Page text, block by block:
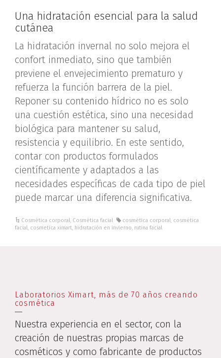
Una hidratación esencial para la salud
cutánea
La hidratación invernal no solo mejora el
confort inmediato, sino que también
previene el envejecimiento prematuro y
refuerza la función barrera de la piel.
Reponer su contenido hídrico no es solo
una cuestión estética, sino una necesidad
biológica para mantener su salud,
resistencia y equilibrio. En este sentido,
contar con productos formulados
científicamente y adaptados a las
necesidades específicas de cada tipo de piel
puede marcar una diferencia significativa.
Cosmética corporal, Cosmética facial cosmética corporal, cosmética
facial, cosmetica ximart, hidratación en invierno, rutina facial
Laboratorios Ximart, más de 70 años creando
cosmética
Nuestra experiencia en el sector, con la
creación de nuestras propias marcas de
cosméticos y como fabricante de productos